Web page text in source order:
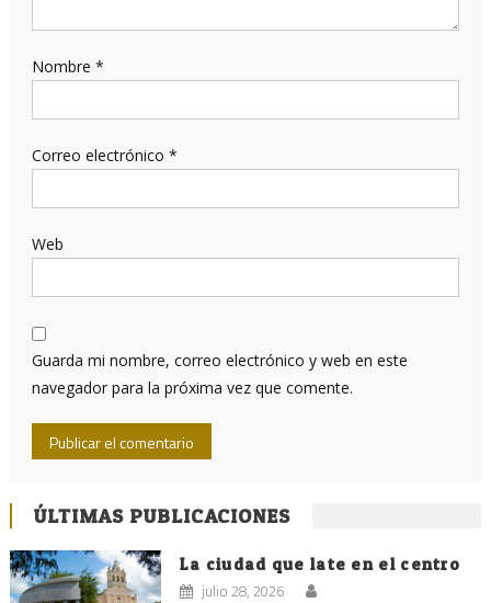
Nombre *
Correo electrónico *
Web
Guarda mi nombre, correo electrónico y web en este
navegador para la próxima vez que comente.
ÚLTIMAS PUBLICACIONES
La ciudad que late en el centro
julio 28, 2026